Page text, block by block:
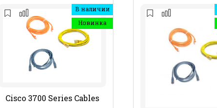
В наличии
Новинка
Cisco 3700 Series Cables